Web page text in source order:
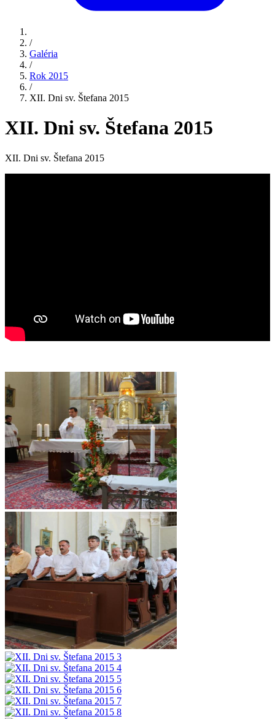
/
Galéria
/
Rok 2015
/
XII. Dni sv. Štefana 2015
XII. Dni sv. Štefana 2015
XII. Dni sv. Štefana 2015